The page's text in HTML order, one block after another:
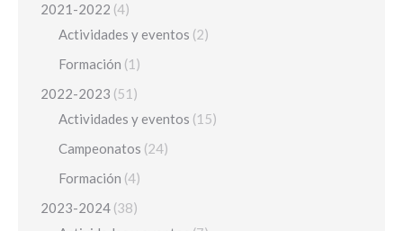
2021-2022 (4)
Actividades y eventos (2)
Formación (1)
2022-2023 (51)
Actividades y eventos (15)
Campeonatos (24)
Formación (4)
2023-2024 (38)